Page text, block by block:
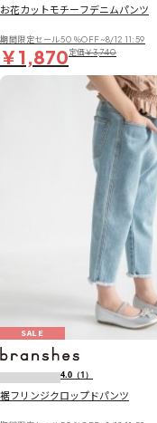
お花カットモチーフデニムパンツ
期間限定セール50％OFF~8/12 11:59
￥1,870定価￥3,740
SALE
4.0 （1）
裾フリンジクロップドパンツ